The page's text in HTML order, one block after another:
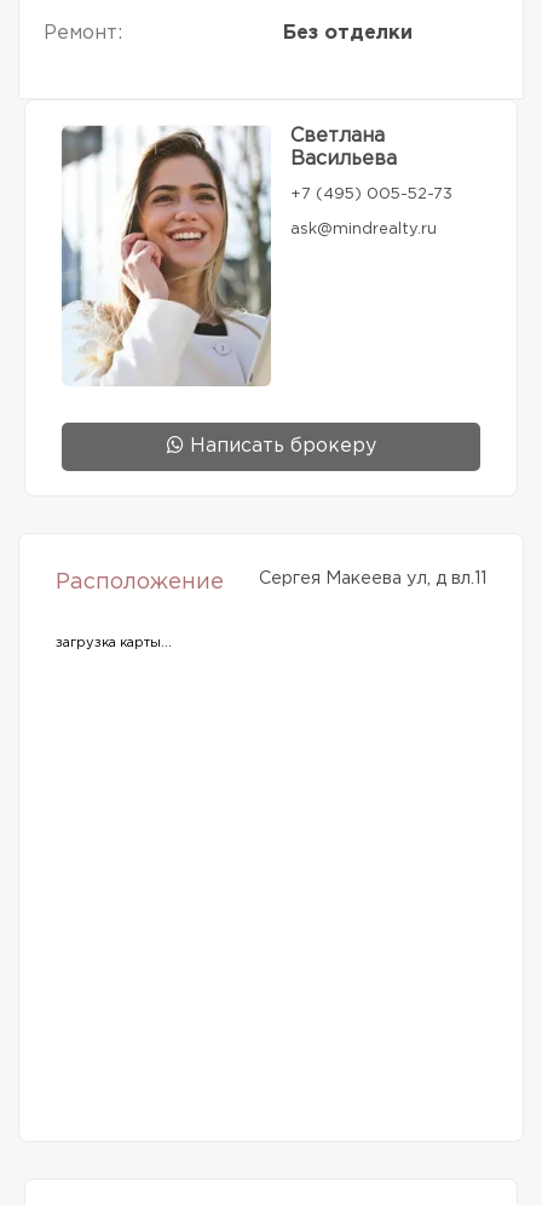
Ремонт: Без отделки
Светлана
Васильева
+7 (495) 005-52-73
ask@mindrealty.ru
Написать брокеру
Расположение Сергея Макеева ул, д вл.11
загрузка карты...